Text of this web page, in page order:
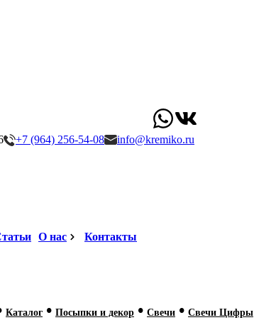
+7 (964) 256-54-08
info@kremiko.ru
О нас Контакты
Каталог • Посыпки и декор • Свечи • Свечи Цифры